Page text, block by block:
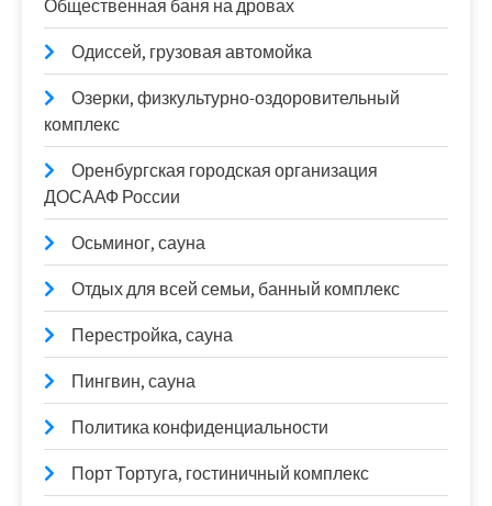
Общественная баня на дровах
Одиссей, грузовая автомойка
Озерки, физкультурно-оздоровительный
комплекс
Оренбургская городская организация
ДОСААФ России
Осьминог, сауна
Отдых для всей семьи, банный комплекс
Перестройка, сауна
Пингвин, сауна
Политика конфиденциальности
Порт Тортуга, гостиничный комплекс